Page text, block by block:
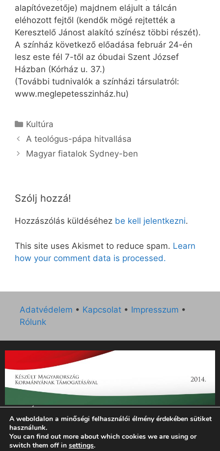
alapítóvezetője) majdnem elájult a tálcán
eléhozott fejtől (kendők mögé rejtették a
Keresztelő Jánost alakító színész többi részét).
A színház következő előadása február 24-én
lesz este fél 7-től az óbudai Szent József
Házban (Kórház u. 37.)
(További tudnivalók a színházi társulatról:
www.meglepetesszinház.hu)
Kategória
Kultúra
A teológus-pápa hitvallása
Magyar fiatalok Sydney-ben
Szólj hozzá!
Hozzászólás küldéséhez be kell jelentkezni.
This site uses Akismet to reduce spam. Learn
how your comment data is processed.
Adatvédelem • Kapcsolat • Impresszum •
Rólunk
„Az Új Ember katolikus hetilap 2014. évi működésének
támogatását az EGYH-KCP-14-P-0121 sz. támogatási
szerződés keretében 3 000 000 Ft összegben támogatta az
Emberi Erőforrások Minisztériuma.”
A weboldalon a minőségi felhasználói élmény érdekében sütiket
használunk.
You can find out more about which cookies we are using or
switch them off in settings.